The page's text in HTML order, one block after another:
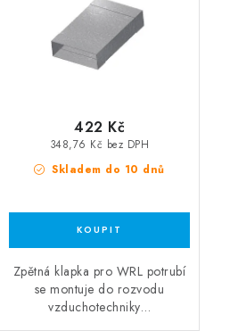
Skladem do 10 dnů
348,76 Kč bez DPH
422 Kč
Zpětná klapka pro WRL potrubí
se montuje do rozvodu
vzduchotechniky…